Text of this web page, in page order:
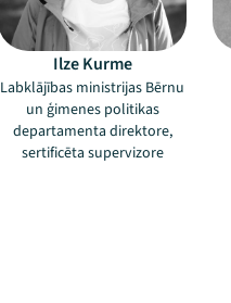
Ilze Kurme
Labklājības ministrijas Bērnu
un ģimenes politikas
departamenta direktore,
sertificēta supervizore